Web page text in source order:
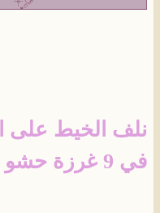
نلف الخيط على
في 9 غرزة حشو ونكرر*مابين الأقواس